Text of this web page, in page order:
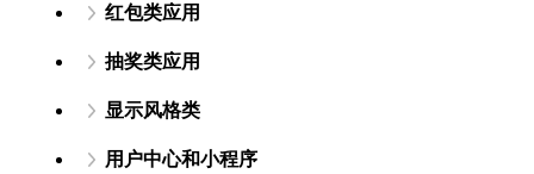
红包类应用
抽奖类应用
显示风格类
用户中心和小程序